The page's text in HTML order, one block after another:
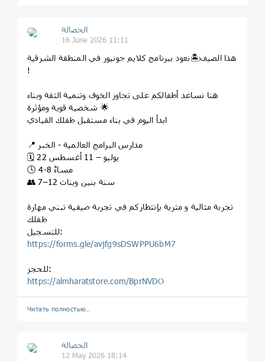
الحصالة
16 June 2026 11:11
هذا الصيف🏝️نعود ببرنامج كلايم جونيور في المنطقة الشرقية
!
هنا نساعد أطفالكم على تجاوز الخوف وتنمية الثقة وبناء
شخصية قوية ومؤثرة 🌟
ابدأ اليوم في بناء مستقبل طفلك القيادي
📍 مدارس البرامج العالمية - الخبر
🗓️ 22 يوليو – 11 أغسطس
🕓 4-8 مساءً
👥 7–12 سنة بنين وبنات
تجربة مثالية و مثرية بإنتطاركم في تجربة صيفية تبني مهارة
طفلك
للتسجيل:
https://forms.gle/avjfg9sDSWPPU6bM7
للحجز:
https://almharatstore.com/BprNVDO
Читать полностью…
الحصالة
12 May 2026 18:14